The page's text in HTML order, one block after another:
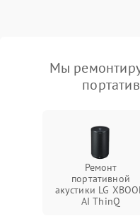
Мы
Ремонт
портативной
акустики LG
AI ThinQ